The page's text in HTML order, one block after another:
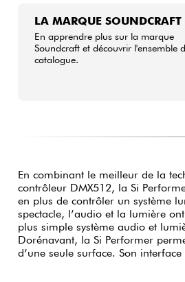
LA MARQUE SOUNDCRAFT
En apprendre plus sur la marque
Soundcraft et découvrir l'ensemble
catalogue.
En combinant le meilleur de la
contrôleur DMX512, la Si
en plus de contrôler un système
spectacle, l’audio et la lumière
plus simple système audio et
Dorénavant, la Si Performer
d’une seule surface. Son
l’automation de la console pour
les événements et spectacles
conférences, etc.. Elle intègre 4
technologie que la populaire
et dotés de leur propre tap-
Lexicon, le traitement interne